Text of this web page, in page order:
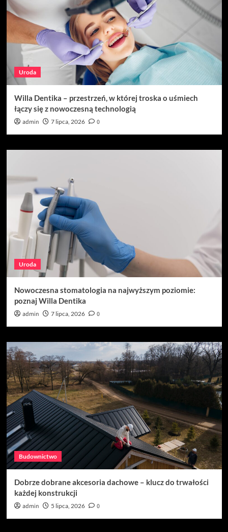
Uroda
Willa Dentika – przestrzeń, w której troska o uśmiech
łączy się z nowoczesną technologią
admin 7 lipca, 2026 0
Uroda
Nowoczesna stomatologia na najwyższym poziomie:
poznaj Willa Dentika
admin 7 lipca, 2026 0
Budownictwo
Dobrze dobrane akcesoria dachowe – klucz do trwałości
każdej konstrukcji
admin 5 lipca, 2026 0